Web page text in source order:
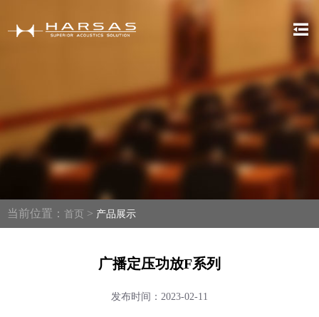
当前位置： 首页 > 产品展示
广播定压功放F系列
发布时间：2023-02-11